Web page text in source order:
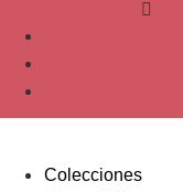
Colecciones